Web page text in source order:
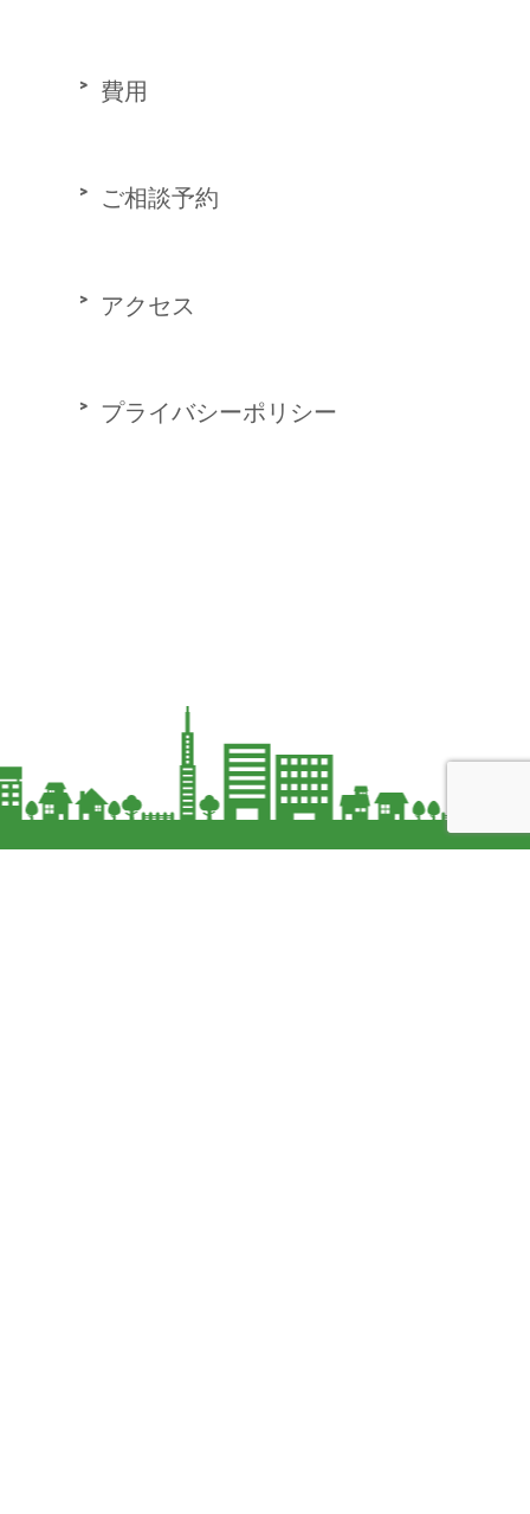
費用
ご相談予約
アクセス
プライバシーポリシー